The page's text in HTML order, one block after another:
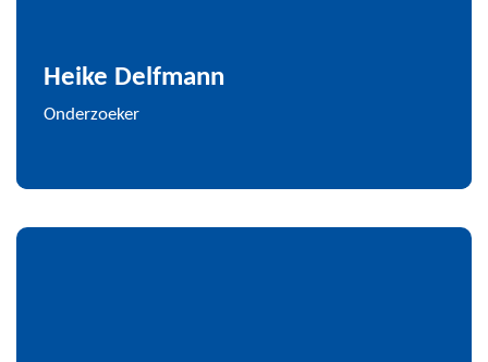
Heike Delfmann
Onderzoeker